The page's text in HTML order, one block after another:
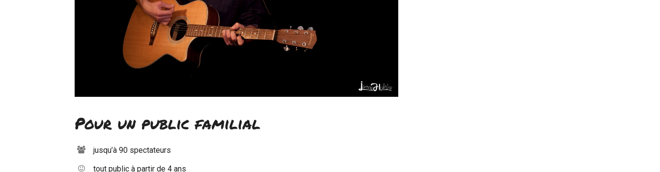
Pour un public familial
jusqu’à 90 spectateurs
tout public à partir de 4 ans